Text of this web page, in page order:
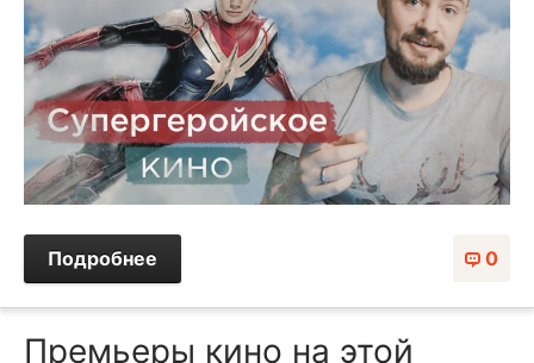
0
Подробнее
Премьеры кино на этой